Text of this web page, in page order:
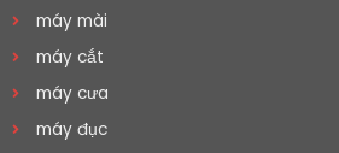
máy mài
máy cắt
máy cưa
máy đục